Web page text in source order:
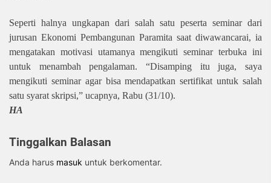
Seperti halnya ungkapan dari salah satu peserta seminar dari
jurusan Ekonomi Pembangunan Paramita saat diwawancarai, ia
mengatakan motivasi utamanya mengikuti seminar terbuka ini
untuk menambah pengalaman. “Disamping itu juga, saya
mengikuti seminar agar bisa mendapatkan sertifikat untuk salah
satu syarat skripsi,” ucapnya, Rabu (31/10).
HA
Tinggalkan Balasan
Anda harus masuk untuk berkomentar.